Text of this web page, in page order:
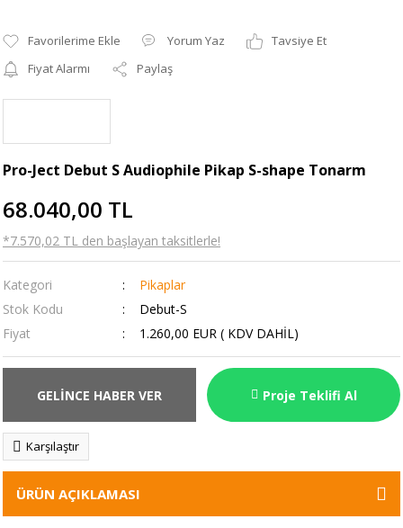
Yorum Yaz
Tavsiye Et
Fiyat Alarmı
Paylaş
Pro-Ject Debut S Audiophile Pikap S-shape Tonarm
68.040,00 TL
*7.570,02 TL den başlayan taksitlerle!
Kategori
Pikaplar
Stok Kodu
Debut-S
Fiyat
1.260,00 EUR ( KDV DAHİL)
GELİNCE HABER VER Proje Teklifi Al
Karşılaştır
ÜRÜN AÇIKLAMASI